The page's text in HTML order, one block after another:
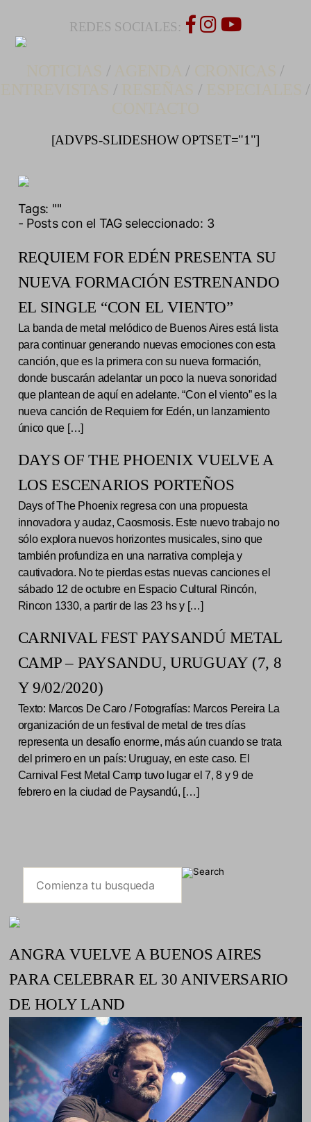
REDES SOCIALES:
/ /
/
/ /
/
[ADVPS-SLIDESHOW OPTSET="1"]
Tags: ""
- Posts con el TAG seleccionado: 3
REQUIEM FOR EDÉN PRESENTA SU
NUEVA FORMACIÓN ESTRENANDO
EL SINGLE “CON EL VIENTO”
La banda de metal melódico de Buenos Aires está lista
para continuar generando nuevas emociones con esta
canción, que es la primera con su nueva formación,
donde buscarán adelantar un poco la nueva sonoridad
que plantean de aquí en adelante. “Con el viento” es la
nueva canción de Requiem for Edén, un lanzamiento
único que […]
DAYS OF THE PHOENIX VUELVE A
LOS ESCENARIOS PORTEÑOS
Days of The Phoenix regresa con una propuesta
innovadora y audaz, Caosmosis. Este nuevo trabajo no
sólo explora nuevos horizontes musicales, sino que
también profundiza en una narrativa compleja y
cautivadora. No te pierdas estas nuevas canciones el
sábado 12 de octubre en Espacio Cultural Rincón,
Rincon 1330, a partir de las 23 hs y […]
CARNIVAL FEST PAYSANDÚ METAL
CAMP – PAYSANDU, URUGUAY (7, 8
Y 9/02/2020)
Texto: Marcos De Caro / Fotografías: Marcos Pereira La
organización de un festival de metal de tres días
representa un desafío enorme, más aún cuando se trata
del primero en un país: Uruguay, en este caso. El
Carnival Fest Metal Camp tuvo lugar el 7, 8 y 9 de
febrero en la ciudad de Paysandú, […]
ANGRA VUELVE A BUENOS AIRES
PARA CELEBRAR EL 30 ANIVERSARIO
DE HOLY LAND